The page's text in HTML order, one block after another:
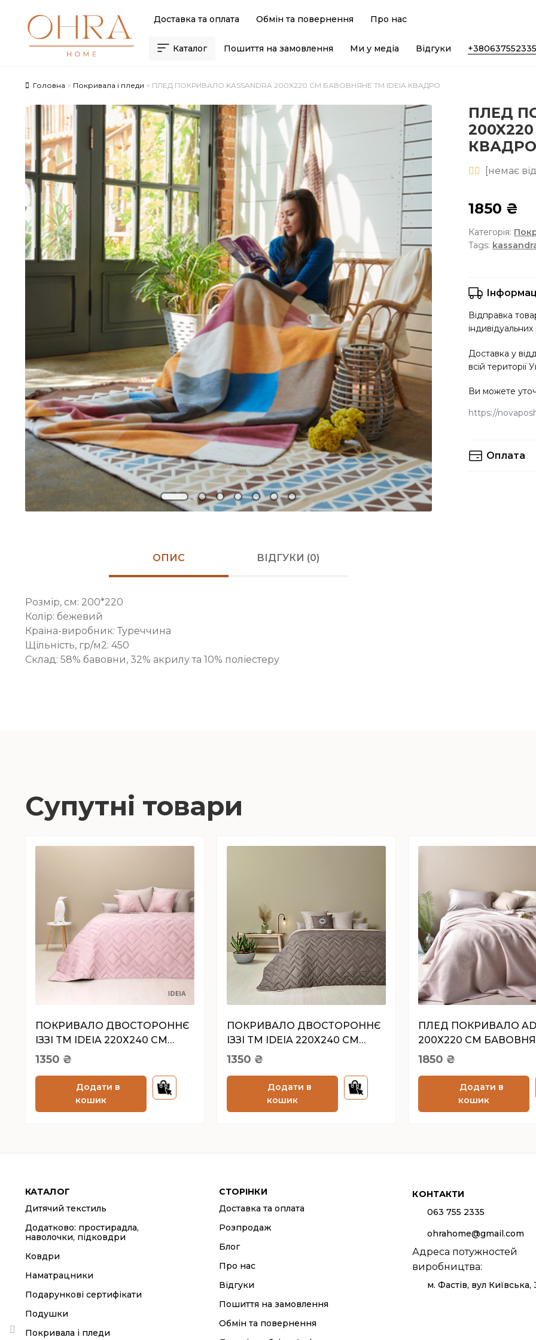
Skip
to
navigation
Skip
to
content
Доставка та оплата Обмін та повернення Про нас
Каталог Пошиття на замовлення Ми у медіа Відгуки +380637552335
Головна Покривала і пледи ПЛЕД ПОКРИВАЛО KASSANDRA 200X220 СМ БАВОВНЯНЕ TM IDEIA КВАДРО
ОПИС ВІДГУКИ (0)
Розмір, см: 200*220
Колір: бежевий
Країна-виробник: Туреччина
Щільність, гр/м2: 450
Склад: 58% бавовни, 32% акрилу та 10% поліестеру
ПЛЕД
КВАДРО
[немає
1850 ₴
Категорія:
Tags:
Відправка
індивідуальних
Доставка у
всій території
Ви можете
https://
Оплата
Супутні товари
ПОКРИВАЛО ДВОСТОРОННЄ
ІЗЗІ TM IDEIA 220Х240 СМ
ПУДРА/СВ.СІРИЙ
1350 ₴
Додати в
кошик
ПОКРИВАЛО ДВОСТОРОННЄ
ІЗЗІ TM IDEIA 220Х240 СМ
ШОКОЛАД/БЕЖ
1350 ₴
Додати в
кошик
ПЛЕД ПОКРИВАЛО
200Х220 СМ
IDEIA ПУДРА
1850 ₴
Додати в
кошик
КАТАЛОГ
Дитячий текстиль
Додатково: простирадла,
наволочки, підковдри
Ковдри
Наматрацники
Подарункові сертифікати
Подушки
Покривала і пледи
СТОРІНКИ
Доставка та оплата
Розпродаж
Блог
Про нас
Відгуки
Пошиття на замовлення
Обмін та повернення
КОНТАКТИ
063 755 2335
ohrahome@gmail.com
Адреса потужностей
виробництва:
м. Фастів, вул Київська,